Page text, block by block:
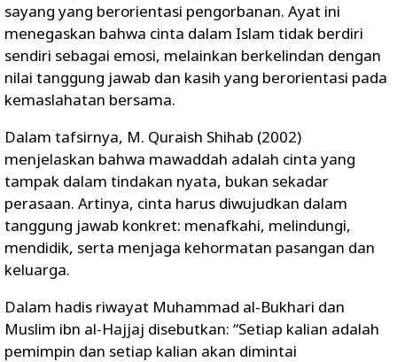
sayang yang berorientasi pengorbanan. Ayat ini
menegaskan bahwa cinta dalam Islam tidak berdiri
sendiri sebagai emosi, melainkan berkelindan dengan
nilai tanggung jawab dan kasih yang berorientasi pada
kemaslahatan bersama.
Dalam tafsirnya, M. Quraish Shihab (2002)
menjelaskan bahwa mawaddah adalah cinta yang
tampak dalam tindakan nyata, bukan sekadar
perasaan. Artinya, cinta harus diwujudkan dalam
tanggung jawab konkret: menafkahi, melindungi,
mendidik, serta menjaga kehormatan pasangan dan
keluarga.
Dalam hadis riwayat Muhammad al-Bukhari dan
Muslim ibn al-Hajjaj disebutkan: “Setiap kalian adalah
pemimpin dan setiap kalian akan dimintai